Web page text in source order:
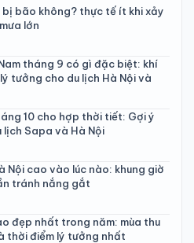
bị bão không? thực tế ít khi xảy
lớn
tháng 9 có gì đặc biệt: khí
tưởng cho du lịch Hà Nội và
10 cho hợp thời tiết: Gợi ý
Sapa và Hà Nội
Nội cao vào lúc nào: khung giờ
tránh nắng gắt
đẹp nhất trong năm: mùa thu
thời điểm lý tưởng nhất